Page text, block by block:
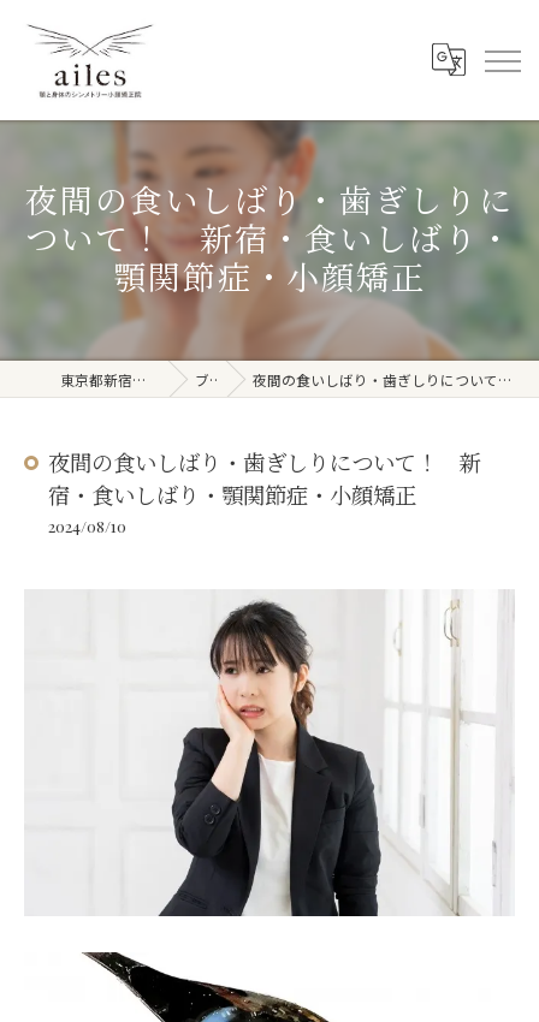
夜間の食いしばり・歯ぎしりに
ついて！ 新宿・食いしばり・
顎関節症・小顔矯正
東京都新宿周辺の整体ならailes ブログ 夜間の食いしばり・歯ぎしりについて！ 新宿・食いしばり・顎関節症・小顔矯正
夜間の食いしばり・歯ぎしりについて！ 新
宿・食いしばり・顎関節症・小顔矯正
2024/08/10